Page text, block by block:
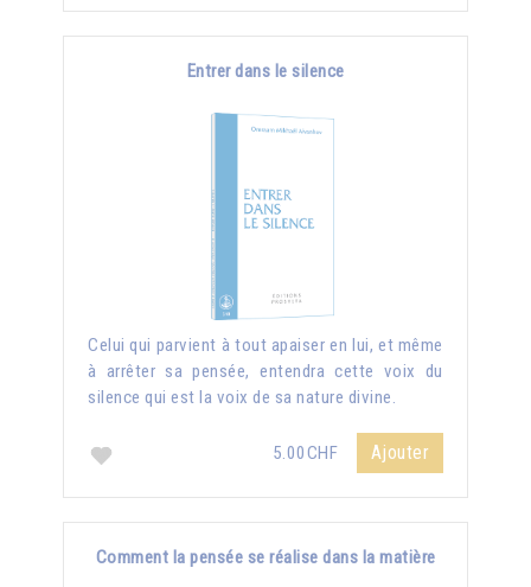
Entrer dans le silence
Celui qui parvient à tout apaiser en lui, et même
à arrêter sa pensée, entendra cette voix du
silence qui est la voix de sa nature divine.
5.00CHF Ajouter
Comment la pensée se réalise dans la matière